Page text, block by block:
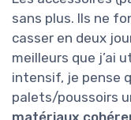
sans plus. Ils ne
casser en deux
meilleurs que j’ai
intensif, je pense
palets/poussoirs